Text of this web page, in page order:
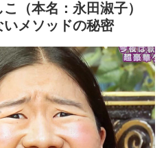
（本名：永田淑子）
メソッドの秘密